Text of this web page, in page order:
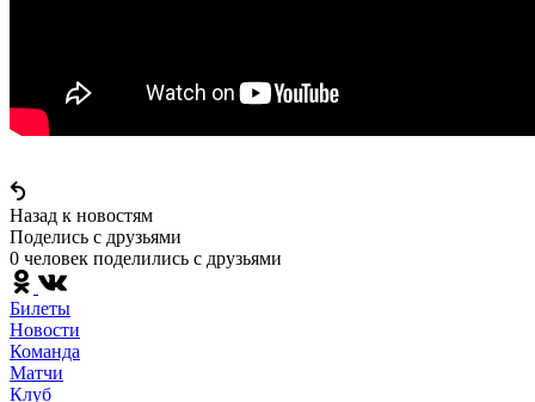
Назад к новостям
Поделись c друзьями
0 человек поделились c друзьями
Билеты
Новости
Команда
Матчи
Клуб